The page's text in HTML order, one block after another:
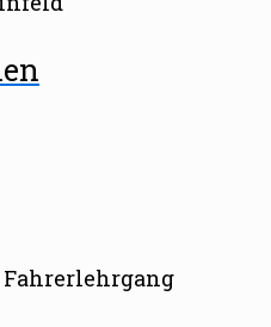
Fahrerlehrgang